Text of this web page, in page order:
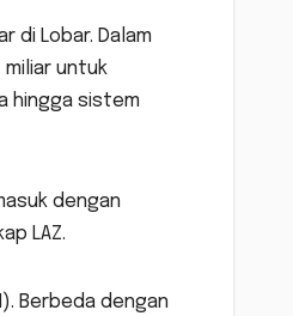
di Lobar. Dalam
untuk
hingga sistem
dengan
LAZ.
Berbeda dengan